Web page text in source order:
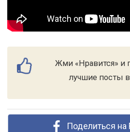
Жми «Нравится» и
лучшие посты в
Поделиться на